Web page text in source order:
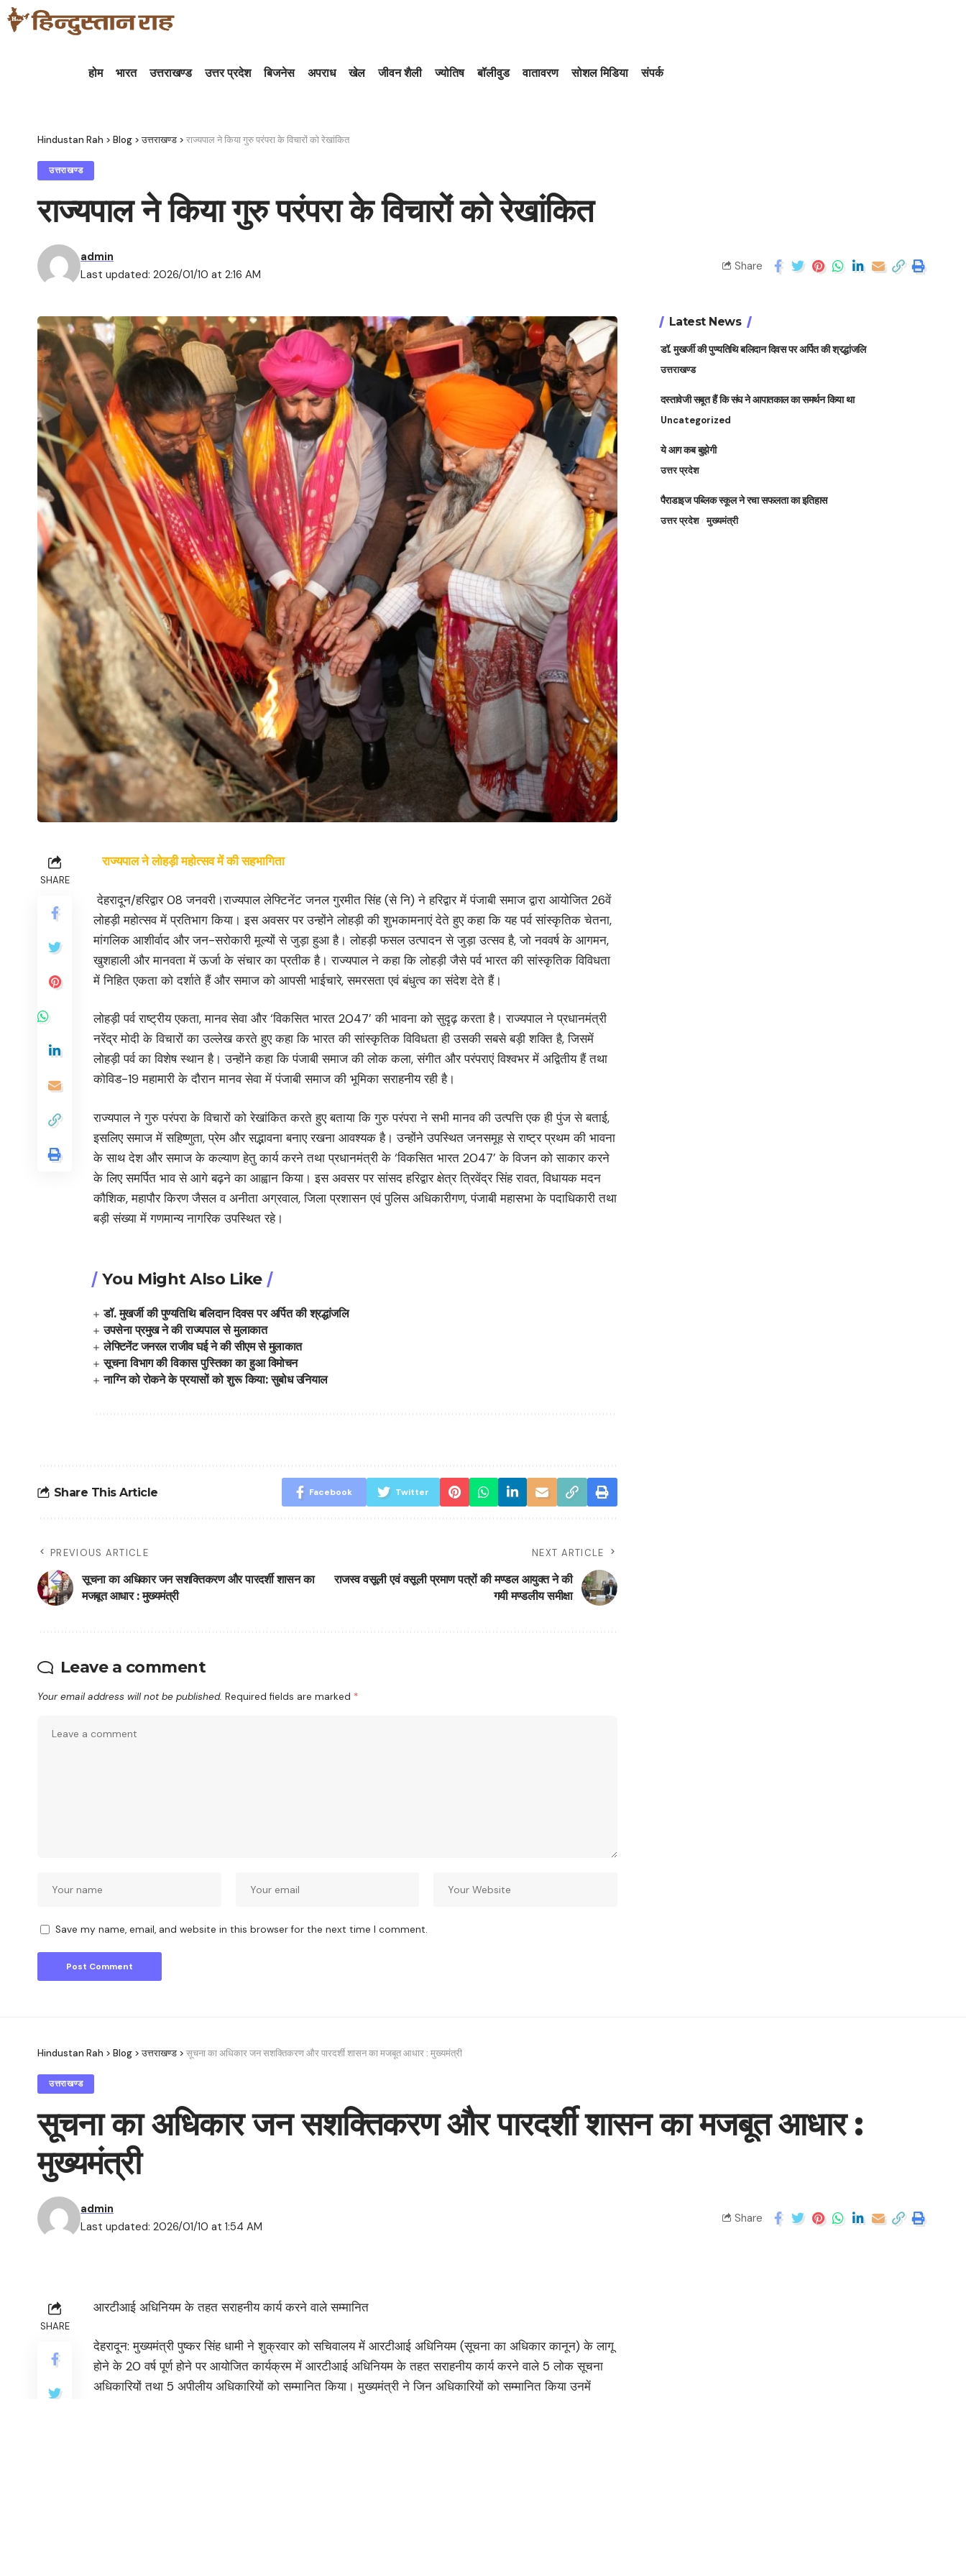
होम भारत उत्तराखण्ड उत्तर प्रदेश बिजनेस अपराध खेल जीवन शैली ज्योतिष बॉलीवुड वातावरण सोशल मिडिया संपर्क
Hindustan Rah > Blog >उत्तराखण्ड > राज्यपाल ने किया गुरु परंपरा के विचारों को रेखांकित
उत्तराखण्ड
राज्यपाल ने किया गुरु परंपरा के विचारों को रेखांकित
Last updated: 2026/01/10 at 2:16 AM
admin
Share
SHARE
राज्यपाल ने लोहड़ी महोत्सव में की सहभागिता
देहरादून/हरिद्वार 08 जनवरी।राज्यपाल लेफ्टिनेंट जनल गुरमीत सिंह (से नि) ने हरिद्वार में पंजाबी समाज द्वारा आयोजित 26वें
लोहड़ी महोत्सव में प्रतिभाग किया। इस अवसर पर उन्होंने लोहड़ी की शुभकामनाएं देते हुए कहा कि यह पर्व सांस्कृतिक चेतना,
मांगलिक आशीर्वाद और जन-सरोकारी मूल्यों से जुड़ा हुआ है। लोहड़ी फसल उत्पादन से जुड़ा उत्सव है, जो नववर्ष के आगमन,
खुशहाली और मानवता में ऊर्जा के संचार का प्रतीक है। राज्यपाल ने कहा कि लोहड़ी जैसे पर्व भारत की सांस्कृतिक विविधता
में निहित एकता को दर्शाते हैं और समाज को आपसी भाईचारे, समरसता एवं बंधुत्व का संदेश देते हैं।
लोहड़ी पर्व राष्ट्रीय एकता, मानव सेवा और ‘विकसित भारत 2047’ की भावना को सुदृढ़ करता है। राज्यपाल ने प्रधानमंत्री
नरेंद्र मोदी के विचारों का उल्लेख करते हुए कहा कि भारत की सांस्कृतिक विविधता ही उसकी सबसे बड़ी शक्ति है, जिसमें
लोहड़ी पर्व का विशेष स्थान है। उन्होंने कहा कि पंजाबी समाज की लोक कला, संगीत और परंपराएं विश्वभर में अद्वितीय हैं तथा
कोविड-19 महामारी के दौरान मानव सेवा में पंजाबी समाज की भूमिका सराहनीय रही है।
राज्यपाल ने गुरु परंपरा के विचारों को रेखांकित करते हुए बताया कि गुरु परंपरा ने सभी मानव की उत्पत्ति एक ही पुंज से बताई,
इसलिए समाज में सहिष्णुता, प्रेम और सद्भावना बनाए रखना आवश्यक है। उन्होंने उपस्थित जनसमूह से राष्ट्र प्रथम की भावना
के साथ देश और समाज के कल्याण हेतु कार्य करने तथा प्रधानमंत्री के ‘विकसित भारत 2047’ के विजन को साकार करने
के लिए समर्पित भाव से आगे बढ़ने का आह्वान किया। इस अवसर पर सांसद हरिद्वार क्षेत्र त्रिवेंद्र सिंह रावत, विधायक मदन
कौशिक, महापौर किरण जैसल व अनीता अग्रवाल, जिला प्रशासन एवं पुलिस अधिकारीगण, पंजाबी महासभा के पदाधिकारी तथा
बड़ी संख्या में गणमान्य नागरिक उपस्थित रहे।
You Might Also Like
डॉ. मुखर्जी की पुण्यतिथि बलिदान दिवस पर अर्पित की श्रद्धांजलि
उपसेना प्रमुख ने की राज्यपाल से मुलाकात
लेफ्टिनेंट जनरल राजीव घई ने की सीएम से मुलाकात
सूचना विभाग की विकास पुस्तिका का हुआ विमोचन
नाग्नि को रोकने के प्रयासों को शुरू किया: सुबोध उनियाल
Share This Article Facebook Twitter
PREVIOUS ARTICLE
सूचना का अधिकार जन सशक्तिकरण और पारदर्शी शासन का
मजबूत आधार : मुख्यमंत्री
NEXT ARTICLE
राजस्व वसूली एवं वसूली प्रमाण पत्रों की मण्डल आयुक्त ने की
गयी मण्डलीय समीक्षा
Leave a comment
Your email address will not be published. Required fields are marked *
Save my name, email, and website in this browser for the next time I comment.
Latest News
डॉ. मुखर्जी की पुण्यतिथि बलिदान दिवस पर अर्पित की श्रद्धांजलि
उत्तराखण्ड
दस्तावेजी सबूत हैं कि संघ ने आपातकाल का समर्थन किया था
Uncategorized
ये आग कब बुझेगी
उत्तर प्रदेश
पैराडाइज पब्लिक स्कूल ने रचा सफलता का इतिहास
उत्तर प्रदेश मुख्यमंत्री
Hindustan Rah > Blog >उत्तराखण्ड > सूचना का अधिकार जन सशक्तिकरण और पारदर्शी शासन का मजबूत आधार : मुख्यमंत्री
उत्तराखण्ड
सूचना का अधिकार जन सशक्तिकरण और पारदर्शी शासन का मजबूत आधार :
मुख्यमंत्री
Last updated: 2026/01/10 at 1:54 AM
admin
Share